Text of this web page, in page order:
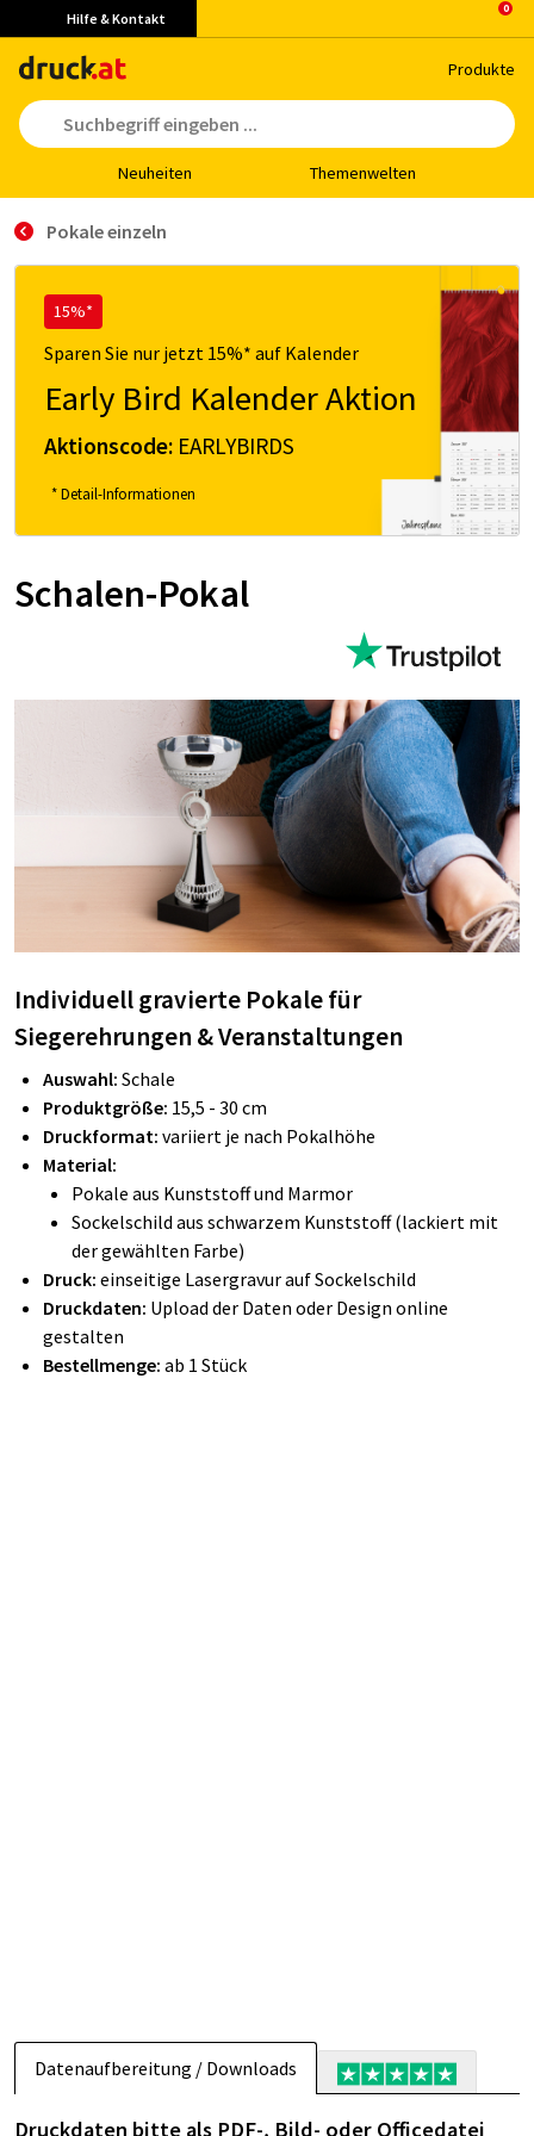
Hilfe & Kontakt
Pro­duk­te
Neu­hei­ten The­men­wel­ten
Pokale einzeln
15%*
Sparen Sie nur jetzt 15%* auf Kalender
Early Bird Kalender Aktion
Aktionscode: EARLYBIRDS
* Detail-Informationen
Schalen-Pokal
Individuell gravierte Pokale für
Siegerehrungen & Veranstaltungen
Auswahl: Schale
Produktgröße: 15,5 - 30 cm
Druckformat: variiert je nach Pokalhöhe
Material:
Pokale aus Kunststoff und Marmor
Sockelschild aus schwarzem Kunststoff (lackiert mit
der gewählten Farbe)
Druck: einseitige Lasergravur auf Sockelschild
Druckdaten: Upload der Daten oder Design online
gestalten
Bestellmenge: ab 1 Stück
Datenaufbereitung / Downloads
Druckdaten bitte als PDF-, Bild- oder Officedatei